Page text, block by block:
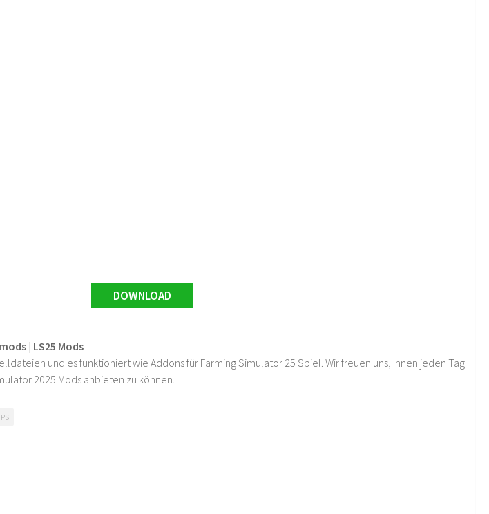
DOWNLOAD
| LS25 Mods
und es funktioniert wie Addons für Farming Simulator 25 Spiel. Wir freuen uns, Ihnen jeden Tag
2025 Mods anbieten zu können.
PS